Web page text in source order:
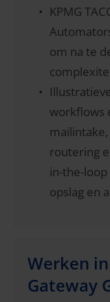
KPMG
om na te
workflows
routering
in-the-
opslag en
Werken
Gateway